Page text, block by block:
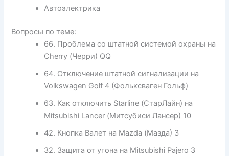
Автоэлектрика
Вопросы по теме:
66. Проблема со штатной системой охраны на
Cherry (Черри) QQ
64. Отключение штатной сигнализации на
Volkswagen Golf 4 (Фольксваген Гольф)
63. Как отключить Starline (СтарЛайн) на
Mitsubishi Lancer (Митсубиси Лансер) 10
42. Кнопка Валет на Mazda (Мазда) 3
32. Защита от угона на Mitsubishi Pajero 3